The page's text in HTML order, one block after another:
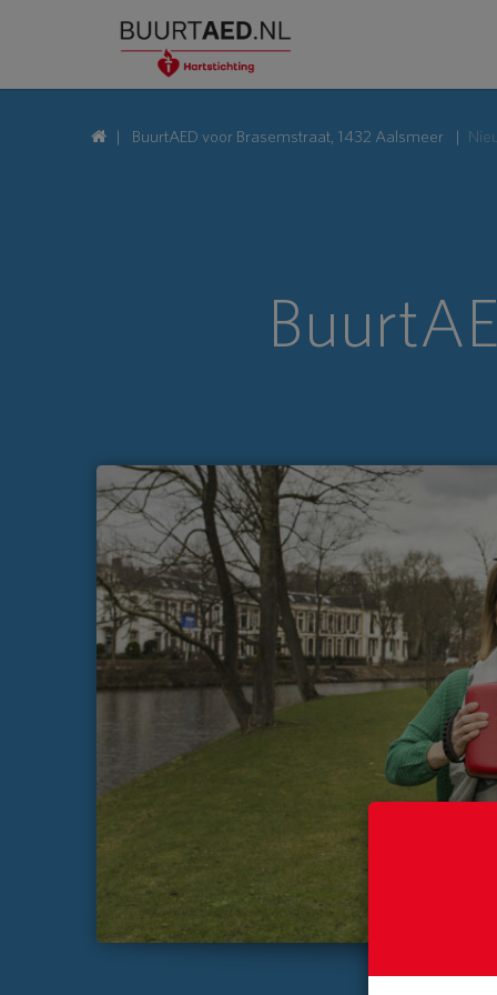
BuurtAED voor Brasemstraat, 1432 Aalsmeer